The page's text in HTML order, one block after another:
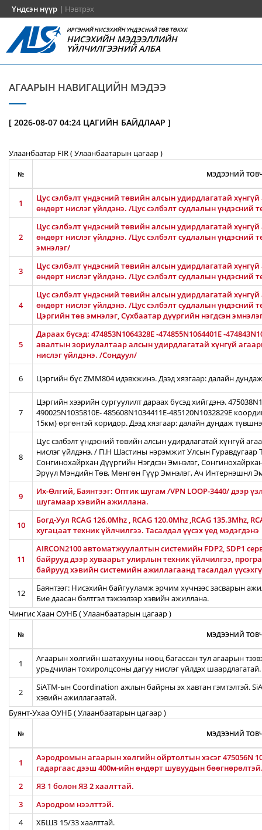
Үндсэн нүүр | Нэвтрэх
ИРГЭНИЙ НИСЭХИЙН ҮНДЭСНИЙ ТӨВ ТӨХХК
НИСЭХИЙН МЭДЭЭЛЛИЙН
ҮЙЛЧИЛГЭЭНИЙ АЛБА
АГААРЫН НАВИГАЦИЙН МЭДЭЭ
[ 2026-08-07 04:24 ЦАГИЙН БАЙДЛААР ]
Улаанбаатар FIR ( Улаанбаатарын цагаар )
№ МЭДЭЭНИЙ
1
Цус сэлбэлт үндэсний төвийн алсын удирдлагатай
өндөрт нислэг үйлдэнэ. /Цус сэлбэлт судлалын үндэсний
2
Цус сэлбэлт үндэсний төвийн алсын удирдлагатай
өндөрт нислэг үйлдэнэ. /Цус сэлбэлт судлалын
эмнэлэг/
3
Цус сэлбэлт үндэсний төвийн алсын удирдлагатай
өндөрт нислэг үйлдэнэ. /Цус сэлбэлт судлалын
4
Цус сэлбэлт үндэсний төвийн алсын удирдлагатай
өндөрт нислэг үйлдэнэ. /Цус сэлбэлт судлалын үндэсний
Цэргийн төв эмнэлэг, Сүхбаатар дүүргийн нэгдсэн
5
Дараах бүсэд: 474853N1064328E -474855N1064401E -
авалтын зориулалтаар алсын удирдлагатай хүнгүй
нислэг үйлдэнэ. /Сондуул/
6 Цэргийн бүс ZMM804 идэвхжинэ. Дээд хязгаар: далайн
7
Цэргийн хээрийн сургуулилт дараах бүсэд хийгдэнэ.
490025N1035810E- 485608N1034411E-485120N1032829E
15км) өргөнтэй коридор. Дээд хязгаар: далайн дундаж
8
Цус сэлбэлт үндэсний төвийн алсын удирдлагатай хүнгүй
нислэг үйлдэнэ. / П.Н Шастины нэрэмжит Улсын Гуравдугаар
Сонгинохайрхан Дүүргийн Нэгдсэн Эмнэлэг,
Эрүүл Мэндийн Төв, Мөнгөн Гүүр Эмнэлэг, Ач Интернэшнл
9
Их-Өлгий, Баянтээг: Оптик шугам /VPN LOOP-3440/ дээр
шугамаар хэвийн ажиллана.
10
Богд-Уул RCAG 126.0Mhz , RCAG 120.0Mhz ,RCAG 135.3Mhz,
хугацаат техник үйлчилгээ. Тасалдал үүсэх үед мэдэгдэнэ
11
AIRCON2100 автоматжуулалтын системийн FDP2, SDP1
байрууд дээр хуваарьт улирлын техник үйлчилгээ,
байрууд хэвийн системийн ажиллагаанд тасалдал
12
Баянтээг: Нисэхийн байгууламж эрчим хүчнээс засварын
Бие даасан бэлтгэл тэжээлээр хэвийн ажиллана.
Чингис Хаан ОУНБ ( Улаанбаатарын цагаар )
№ МЭДЭЭНИЙ
1
Агаарын хөлгийн шатахууны нөөц багассан тул агаарын
урьдчилан тохиролцсоны дагуу нислэг үйлдэх шаардлагатай.
2
SiATM-ын Coordination ажлын байрны эх хавтан гэмтэлтэй.
хэвийн ажиллагаатай.
Буянт-Ухаа ОУНБ ( Улаанбаатарын цагаар )
№ МЭДЭЭНИЙ
1
Аэродромын агаарын хөлгийн ойртолтын хэсэг 475056N
гадаргаас дээш 400м-ийн өндөрт шувуудын
2
ЯЗ 1 болон ЯЗ 2 хаалттай.
3
Аэродром нээлттэй.
4
ХБШЗ 15/33 хаалттай.